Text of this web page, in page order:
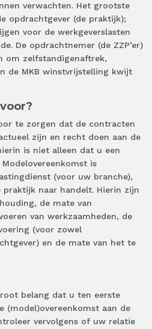
verwachten. Het grootste
opdrachtgever (de praktijk);
voor de werkgeverslasten
De opdrachtnemer (de ZZP’er)
om zelfstandigenaftrek,
de MKB winstvrijstelling kwijt
te zorgen dat de contracten
zijn en recht doen aan de
is niet alleen dat u een
is
(voor uw branche),
naar handelt. Hierin zijn
de mate van
van werkzaamheden, de
(voor zowel
en de mate van het te
belang dat u ten eerste
(model)overeenkomst aan de
vervolgens of uw relatie